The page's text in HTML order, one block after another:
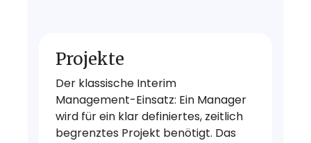
Projekte
Der klassische Interim
Management-Einsatz: Ein Manager
wird für ein klar definiertes, zeitlich
begrenztes Projekt benötigt. Das